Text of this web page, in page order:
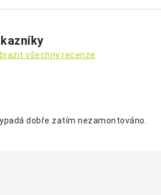
všechny recenze
dobře zatím nezamontováno.